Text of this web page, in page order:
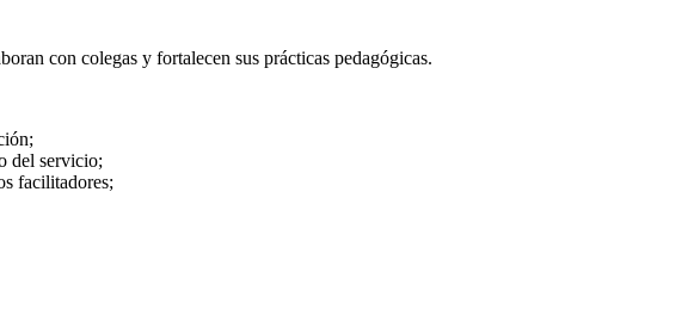
con colegas y fortalecen sus prácticas pedagógicas.
del servicio;
facilitadores;